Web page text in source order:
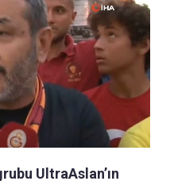
UltraAslan’ın